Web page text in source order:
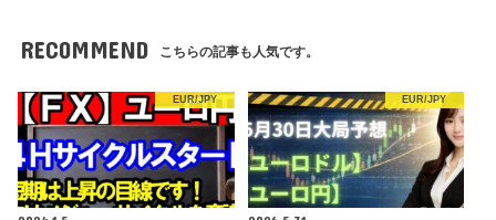
RECOMMEND こちらの記事も人気です。
EUR/JPY EUR/JPY